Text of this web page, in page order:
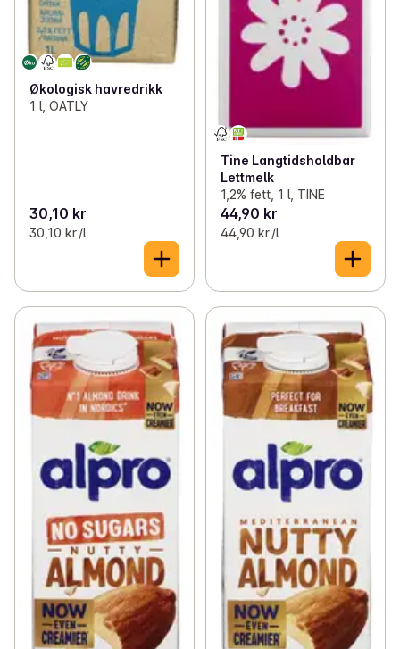
Økologisk havredrikk
1 l, OATLY
30,10 kr
30,10 kr /l
Tine Langtidsholdbar
Lettmelk
1,2% fett, 1 l, TINE
44,90 kr
44,90 kr /l